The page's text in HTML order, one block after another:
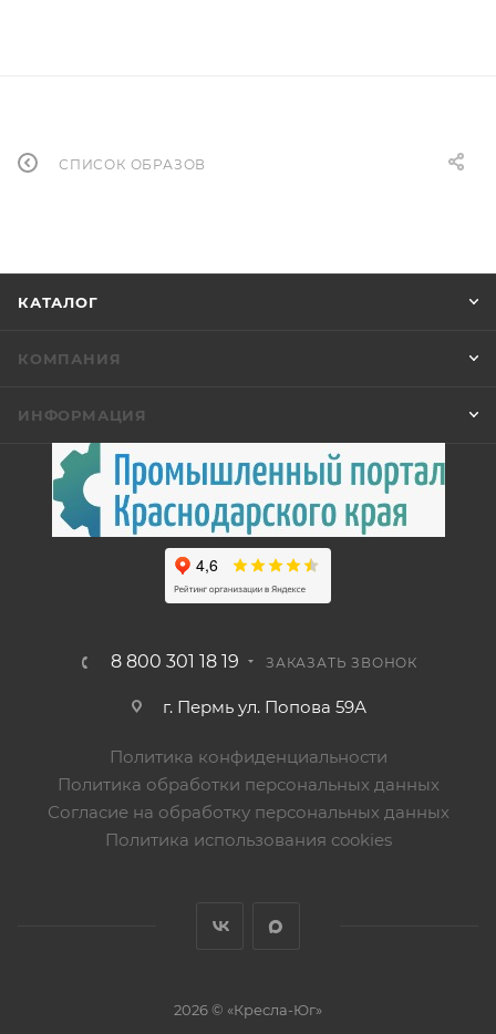
СПИСОК ОБРАЗОВ
КАТАЛОГ
КОМПАНИЯ
ИНФОРМАЦИЯ
8 800 301 18 19 ЗАКАЗАТЬ ЗВОНОК
г. Пермь ул. Попова 59А
Политика конфиденциальности
Политика обработки персональных данных
Согласие на обработку персональных данных
Политика использования cookies
2026 © «Кресла-Юг»